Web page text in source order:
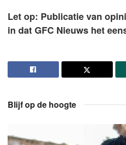
Let op: Publicatie van
in dat GFC Nieuws het
Blijf op de hoogte